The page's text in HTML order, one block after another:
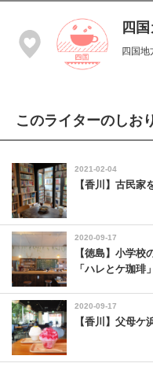
四
四国
このライターのしお
2021-02-04
【香川】古民家
2020-09-17
【徳島】小学
「ハレとケ珈琲」
2020-09-17
【香川】父母ケ